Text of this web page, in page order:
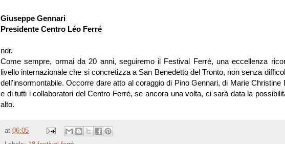
Giuseppe Gennari
Presidente Centro Léo Ferré
ndr.
Come sempre, ormai da 20 anni, seguiremo il Festival Ferré, una eccellenza
livello internazionale che si concretizza a San Benedetto del Tronto, non senza
dell'insormontabile. Occorre dare atto al coraggio di Pino Gennari, di Marie Christine
e di tutti i collaboratori del Centro Ferré, se ancora una volta, ci sarà data la
alto.
at 06:05